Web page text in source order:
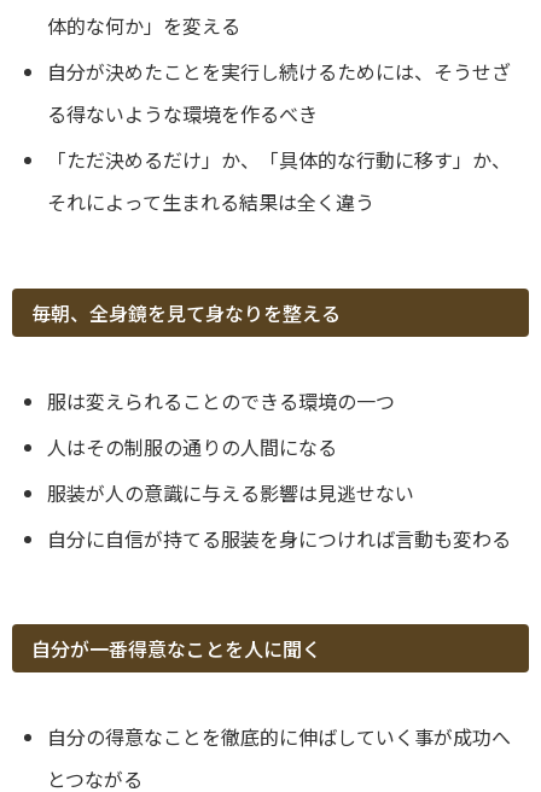
体的な何か」を変える
自分が決めたことを実行し続けるためには、そうせざ
る得ないような環境を作るべき
「ただ決めるだけ」か、「具体的な行動に移す」か、
それによって生まれる結果は全く違う
毎朝、全身鏡を見て身なりを整える
服は変えられることのできる環境の一つ
人はその制服の通りの人間になる
服装が人の意識に与える影響は見逃せない
自分に自信が持てる服装を身につければ言動も変わる
自分が一番得意なことを人に聞く
自分の得意なことを徹底的に伸ばしていく事が成功へ
とつながる